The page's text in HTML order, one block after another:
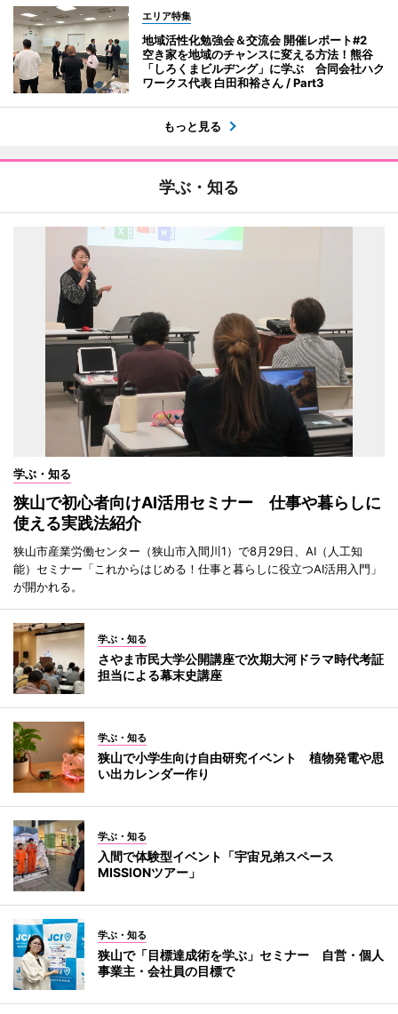
エリア特集
地域活性化勉強会＆交流会 開催レポート#2
空き家を地域のチャンスに変える方法！熊谷
「しろくまビルヂング」に学ぶ 合同会社ハク
ワークス代表 白田和裕さん / Part3
もっと見る
学ぶ・知る
学ぶ・知る
狭山で初心者向けAI活用セミナー 仕事や暮らしに
使える実践法紹介
狭山市産業労働センター（狭山市入間川1）で8月29日、AI（人工知
能）セミナー「これからはじめる！仕事と暮らしに役立つAI活用入門」
が開かれる。
学ぶ・知る
さやま市民大学公開講座で次期大河ドラマ時代考証
担当による幕末史講座
学ぶ・知る
狭山で小学生向け自由研究イベント 植物発電や思
い出カレンダー作り
学ぶ・知る
入間で体験型イベント「宇宙兄弟スペース
MISSIONツアー」
学ぶ・知る
狭山で「目標達成術を学ぶ」セミナー 自営・個人
事業主・会社員の目標で